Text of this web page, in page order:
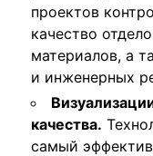
проектов
качество
материалов, а
и инженерных
качества.
самый